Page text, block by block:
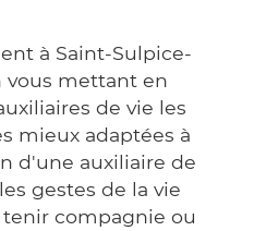
à Saint-Sulpice-
vous mettant en
de vie les
mieux adaptées à
d'une auxiliaire de
gestes de la vie
compagnie ou